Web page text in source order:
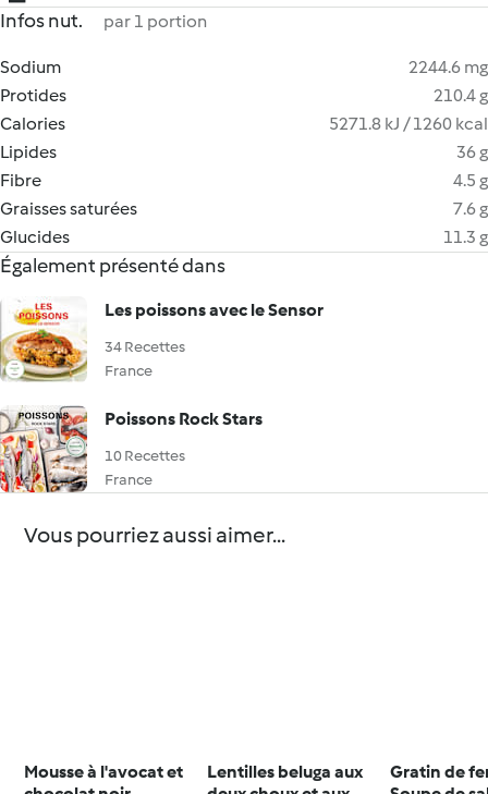
Infos nut. par 1 portion
Sodium
2244.6 mg
Protides
210.4 g
Calories
5271.8 kJ / 1260 kcal
Lipides
36 g
Fibre
4.5 g
Graisses saturées
7.6 g
Glucides
11.3 g
Également présenté dans
Les poissons avec le Sensor
34 Recettes
France
Poissons Rock Stars
10 Recettes
France
Vous pourriez aussi aimer...
Mousse à l'avocat et
Lentilles beluga aux
Gratin de